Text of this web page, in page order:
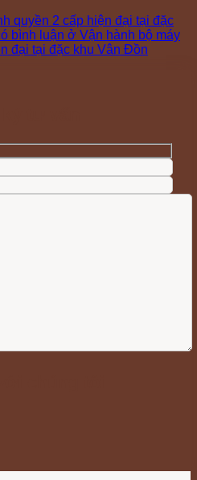
quyền 2 cấp hiện đại tại đặc
bình luận ở Vận hành bộ máy
đại tại đặc khu Vân Đồn